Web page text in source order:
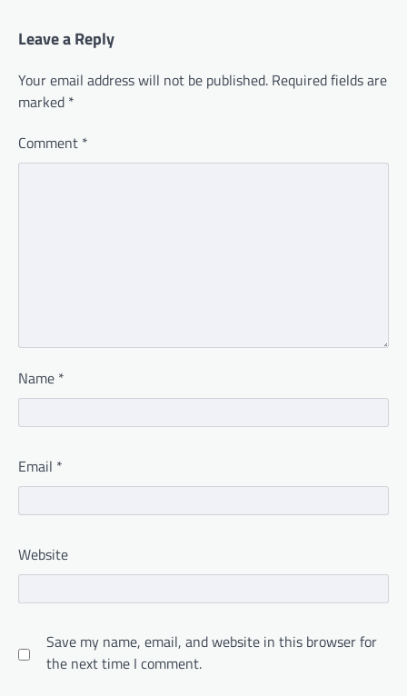
Leave a Reply
Your email address will not be published. Required fields are
marked *
Comment *
Name *
Email *
Website
Save my name, email, and website in this browser for
the next time I comment.